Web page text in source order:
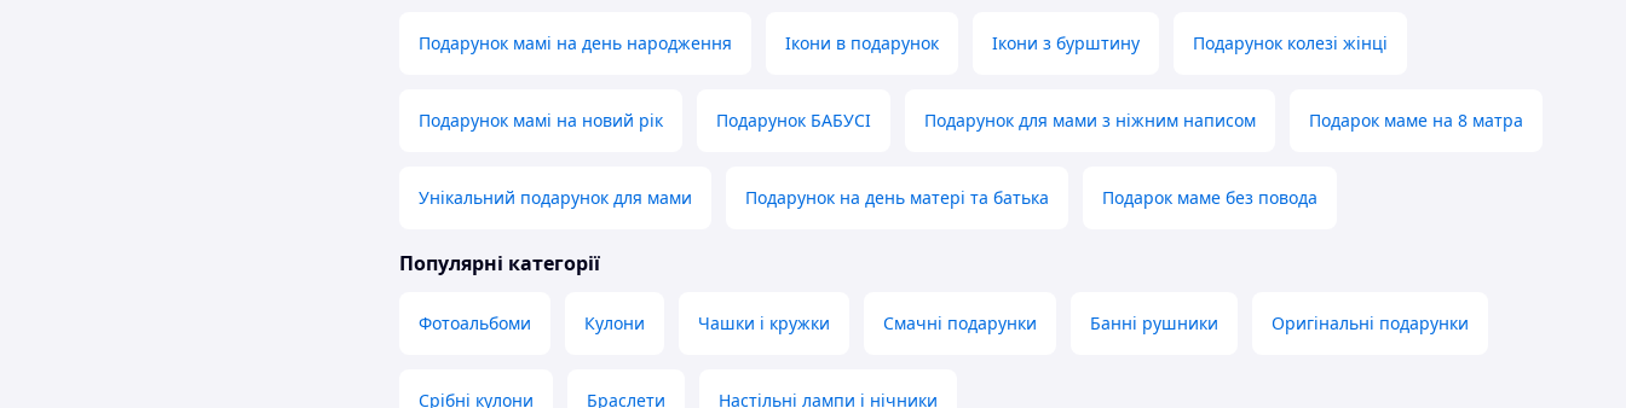
Подарунок мамі на день народження Ікони в подарунок Ікони з бурштину Подарунок колезі жінці
Подарунок мамі на новий рік Подарунок БАБУСІ Подарунок для мами з ніжним написом Подарок маме на 8 матра
Унікальний подарунок для мами Подарунок на день матері та батька Подарок маме без повода
Популярні категорії
Фотоальбоми Кулони Чашки і кружки Смачні подарунки Банні рушники Оригінальні подарунки
Срібні кулони Браслети Настільні лампи і нічники